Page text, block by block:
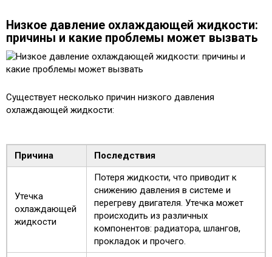
Низкое давление охлаждающей жидкости:
причины и какие проблемы может вызвать
Существует несколько причин низкого давления
охлаждающей жидкости:
Причина Последствия
Утечка
охлаждающей
жидкости
Потеря жидкости, что приводит к
снижению давления в системе и
перегреву двигателя. Утечка может
происходить из различных
компонентов: радиатора, шлангов,
прокладок и прочего.